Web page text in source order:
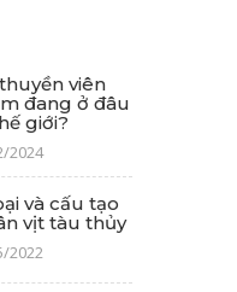
viên
đang ở đâu
giới?
2024
và cấu tạo
vịt tàu thủy
2022